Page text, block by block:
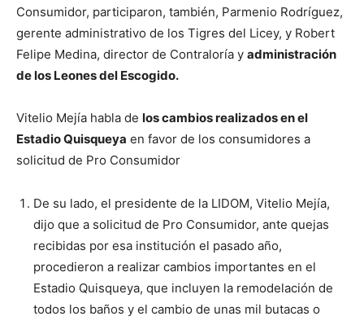
Consumidor, participaron, también, Parmenio Rodríguez,
gerente administrativo de los Tigres del Licey, y Robert
Felipe Medina, director de Contraloría y administración
de los Leones del Escogido.
Vitelio Mejía habla de los cambios realizados en el
Estadio Quisqueya en favor de los consumidores a
solicitud de Pro Consumidor
De su lado, el presidente de la LIDOM, Vitelio Mejía,
dijo que a solicitud de Pro Consumidor, ante quejas
recibidas por esa institución el pasado año,
procedieron a realizar cambios importantes en el
Estadio Quisqueya, que incluyen la remodelación de
todos los baños y el cambio de unas mil butacas o